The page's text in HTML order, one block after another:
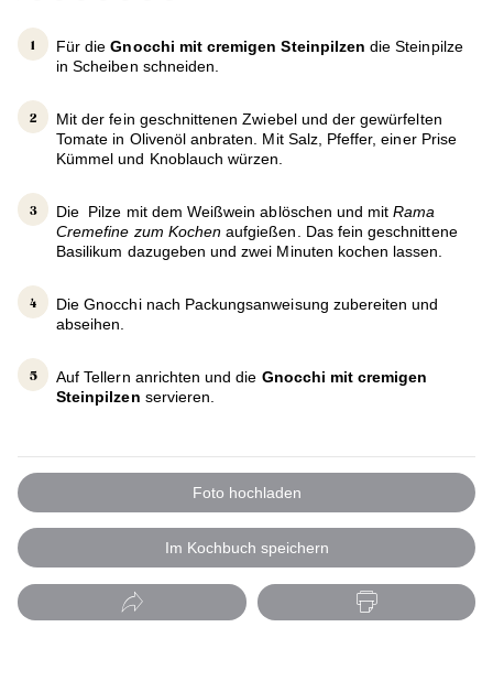
Für dieGnocchi mit cremigen Steinpilzen die Steinpilze
in Scheiben schneiden.
Mit der fein geschnittenen Zwiebel und der gewürfelten
Tomate in Olivenöl anbraten. Mit Salz, Pfeffer, einer Prise
Kümmel und Knoblauch würzen.
Die Pilze mit dem Weißwein ablöschen und mitRama
Cremefine zum Kochen aufgießen. Das fein geschnittene
Basilikum dazugeben und zwei Minuten kochen lassen.
Die Gnocchi nach Packungsanweisung zubereiten und
abseihen.
Auf Tellern anrichten und die Gnocchi mit cremigen
Steinpilzen servieren.
Foto hochladen
Im Kochbuch speichern